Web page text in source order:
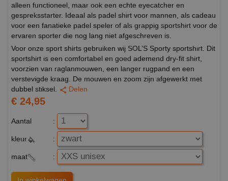
alleen functioneel, maar ook een echte eyecatcher en
gespreksstarter. Ideaal als padel shirt voor mannen, als cadeau
voor een fanatieke padel speler of als grappig sportshirt voor de
ervaren sporter die nog lang niet afgeschreven is.
Voor onze sport shirts gebruiken wij SOL’S Sporty sportshirt. Dit
sportshirt is een comfortabel en goed ademend dry-fit shirt,
voorzien van raglanmouwen, een langer rugpand en een
verstevigde kraag. De mouwen en zoom zijn afgewerkt met
dubbel stiksel.
Delen
€ 24,95
Aantal :
kleur :
maat :